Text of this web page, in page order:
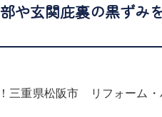
や玄関庇裏の黒ずみ
三重県松阪市 リフォーム